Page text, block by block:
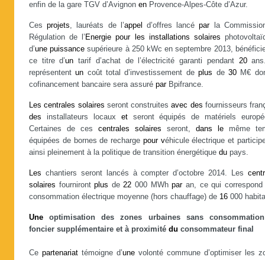
enfin de la gare TGV d’Avignon en Provence-Alpes-Côte d’Azur.
Cesprojets, lauréats de l’appel d’offres lancéparla
Régulation de l’ Energie pour les installations solaires
d’une puissance supérieure à 250 kWc en septembre 2013,
ce titre d’un tarif d’achat de l’électricité garanti pendant 20
représententun coût total d’investissement deplus de 30M€
cofinancement bancaire sera assuré parBpifrance.
Les centrales solaires seront construitesavec des fournisseurs
des installateurs locaux etseront équipés de matériels
Certaines de ces centrales solaires seront, dans le même
équipées de bornes de recharge pour véhicule électrique et
ainsi pleinement à la politique de transition énergétique du pays.
Les chantiers seront lancés à compter d’octobre 2014. Les
solaires fournirontplus de22 000 MWhparan, ce qui correspond
consommation électrique moyenne (hors chauffage) de 16 000
Une optimisation des zones urbaines sans
foncier supplémentaire et à proximité du consommateur final
Ce partenariat témoigne d’une volonté commune d’optimiser les